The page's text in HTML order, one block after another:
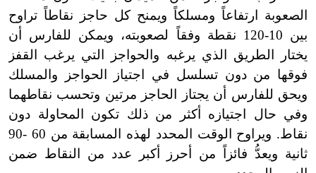
الصعوبة ارتفاعاً ومسلكاً ويمنح كل حاجز نقاطاً تراوح
بين 10-120 نقطة وفقاً لصعوبته، ويمكن للفارس أن
يختار الطريق الذي يرغبه والحواجز التي يرغب القفز
فوقها من دون تسلسل في اجتياز الحواجز والمسلك
ويحق للفارس أن يجتاز الحاجز مرتين وتحسب نقاطهما
وفي حال اجتيازه أكثر من ذلك تكون المحاولة دون
نقاط. ويراوح الوقت المحدد لهذه المسابقة من 60 -90
ثانية ويعدُّ فائزاً من أحرز أكبر عدد من النقاط ضمن